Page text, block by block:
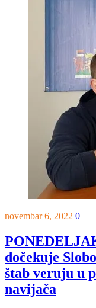
novembar 6, 2022 0
dočekuje
štab veruju u
navijača